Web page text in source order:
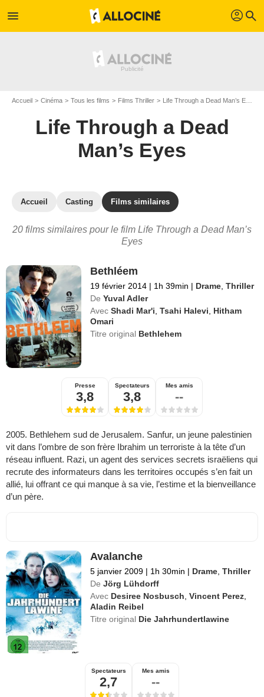
menu profil search
Accueil Cinéma Tous les films Films Thriller Life Through a Dead Man’s Eyes
Life Through a Dead
Man’s Eyes
Accueil Casting Films similaires
20 films similaires pour le film Life Through a Dead Man’s
Eyes
Bethléem
19 février 2014 | 1h 39min | Drame ,Thriller
De Yuval Adler
Avec Shadi Mar'i ,Tsahi Halevi
Hitham
Omari
Titre original Bethlehem
Presse
3,8
Spectateurs
3,8
Mes amis
--
2005. Bethlehem sud de Jerusalem. Sanfur, un jeune palestinien
vit dans l’ombre de son frère Ibrahim un terroriste à la tête d’un
réseau influent. Razi, un agent des services secrets israëliens qui
recrute des informateurs dans les territoires occupés s’en fait un
allié, lui offrant ce qui manque à sa vie, l’estime et la bienveillance
d’un père.
Avalanche
5 janvier 2009 | 1h 30min | Drame ,Thriller
De Jörg Lühdorff
Avec Desiree Nosbusch ,Vincent Perez
Aladin Reibel
Titre original Die Jahrhundertlawine
Spectateurs
2,7
Mes amis
--